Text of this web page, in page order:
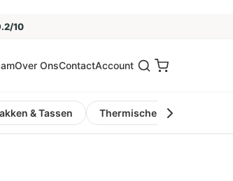
10
Over OnsContactAccount
& Tassen Thermische Kassa- en